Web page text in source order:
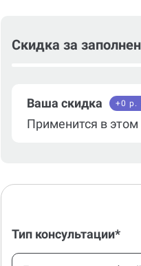
Скидка за
Ваша скидка +0 р.
Применится в этом
Тип консультации*